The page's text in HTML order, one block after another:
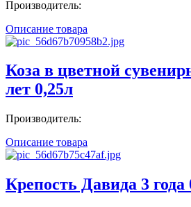
Производитель:
Описание товара
Коза в цветной
лет 0,25л
Производитель:
Описание товара
Крепость Давида 3 года